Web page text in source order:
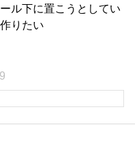
ル下に置こうとしてい
りたい